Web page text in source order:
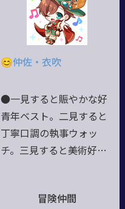
た彼は、化物の血を飼い
慣らして生きる道を選ん
だ。◆殺せず捕らえられ
ない存在は法の外側に置
る辺が無いなら己の芯と
なる矜持を貫け。不敵に
嗤う怪物であれ。
😊仲佐・衣吹
●一見すると賑やかな好
青年ベスト。二見すると
丁寧口調の執事ウォッ
チ。三見すると美術好き
ート。五見すると無骨な
冒険仲間